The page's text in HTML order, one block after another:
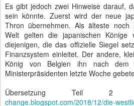
Es gibt jedoch zwei Hinweise darauf,
sein könnte. Zuerst wird der neue
Thron übernehmen. Als älteste noch
Welt gelten die japanischen Könige
diejenigen, die das offizielle Siegel
Finanzsystem einleitet. Der andere,
König von Belgien ihn nach dem
Ministerpräsidenten letzte Woche
Übersetzung Teil
change.blogspot.com/2018/12/die-